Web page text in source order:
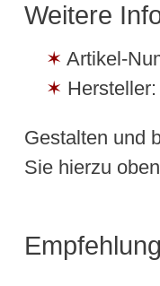
Weitere
Artikel-
Gestalten und
Sie hierzu